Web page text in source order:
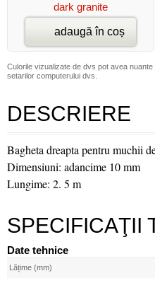
dark granite
adaugă în coș
Culorile vizualizate de dvs pot avea
setarilor computerului dvs.
DESCRIERE
Bagheta dreapta pentru muchii
Dimensiuni: adancime 10 mm
Lungime: 2. 5 m
SPECIFICAŢII
Date tehnice
Lățime (mm)